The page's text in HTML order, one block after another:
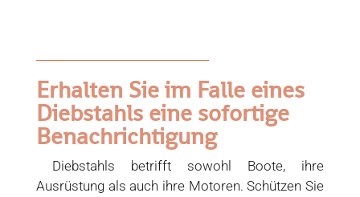
Erhalten Sie im Falle eines
Diebstahls eine sofortige
Benachrichtigung
Diebstahls betrifft sowohl Boote, ihre
Ausrüstung als auch ihre Motoren. Schützen Sie